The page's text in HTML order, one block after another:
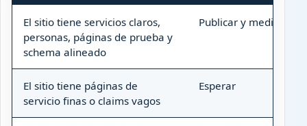
El sitio tiene servicios claros,
personas, páginas de prueba y
schema alineado
Publicar y medir
El sitio tiene páginas de
servicio finas o claims vagos
Esperar